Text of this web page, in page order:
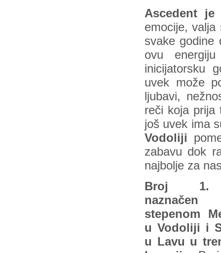
Ascedent
emocije,
svake godine
ovu
inicijatorsku
uvek može
ljubavi,
reči koja prija
još uvek ima
Vodoliji
zabavu dok
najbolje za
Broj
naznačen
stepenom
u Vodoliji i
u Lavu u